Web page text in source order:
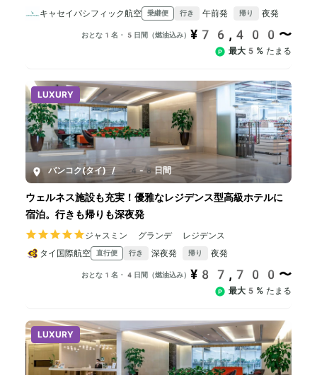
キャセイパシフィック航空
乗継便 行き 午前発 帰り 夜発
おとな1名・5日間（燃油込み） ¥76,400〜
最大5% たまる
LUXURY
バンコク(タイ) / 4-8日間
ウェルネス施設も充実！優雅なレジデンス型高級ホテルに
宿泊。行きも帰りも深夜発
ジャスミン グランデ レジデンス
タイ国際航空
直行便 行き 深夜発 帰り 夜発
おとな1名・4日間（燃油込み） ¥87,700〜
最大5% たまる
LUXURY